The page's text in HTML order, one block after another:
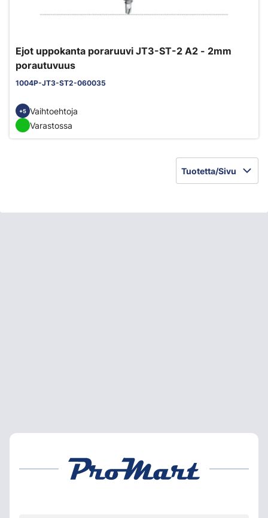
Ejot uppokanta poraruuvi JT3-ST-2 A2 - 2mm
porautuvuus
1004P-JT3-ST2-060035
+5 Vaihtoehtoja
Varastossa
Tuotetta/Sivu